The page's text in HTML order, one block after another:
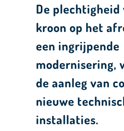
De
kroon op het
een ingrijpende
modernisering,
de aanleg van
nieuwe
installaties.